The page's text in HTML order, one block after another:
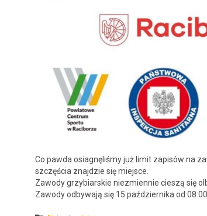
Co paw­da osi­ag­nęliśmy już lim­it zapisów na
szczęś­cia zna­jdzie się miejsce.
Zawody grzy­biarskie niezmi­en­nie cieszą się
Zawody odby­wa­ją się 15 październi­ka od